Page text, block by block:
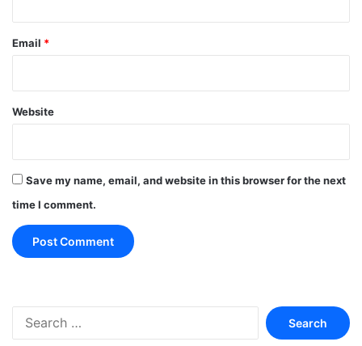
Email *
Website
Save my name, email, and website in this browser for the next
time I comment.
Search
for: